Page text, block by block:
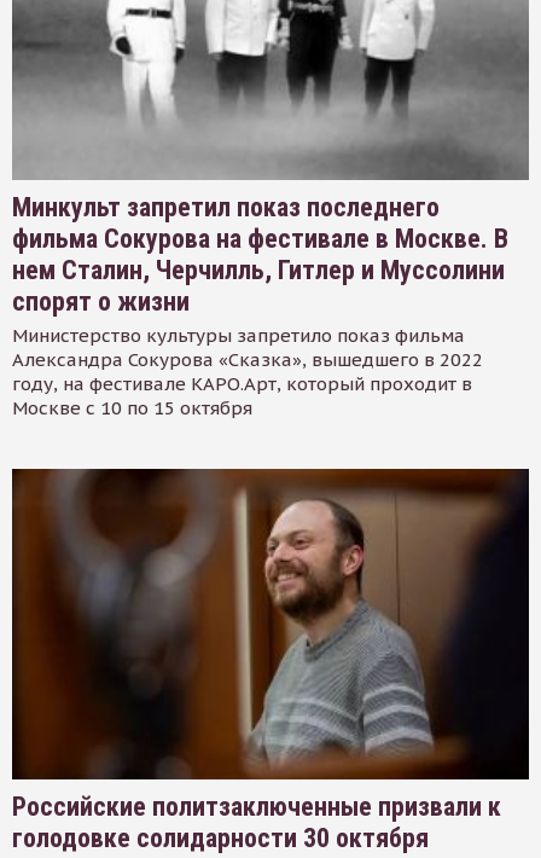
Минкульт запретил показ последнего
фильма Сокурова на фестивале в Москве. В
нем Сталин, Черчилль, Гитлер и Муссолини
спорят о жизни
Министерство культуры запретило показ фильма
Александра Сокурова «Сказка», вышедшего в 2022
году, на фестивале КАРО.Арт, который проходит в
Москве с 10 по 15 октября
Российские политзаключенные призвали к
голодовке солидарности 30 октября